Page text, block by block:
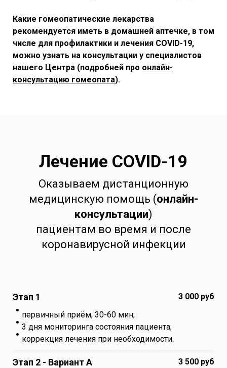
Какие гомеопатические лекарства
рекомендуется иметь в домашней аптечке, в том
числе для профилактики и лечения COVID-19,
можно узнать на консультации у специалистов
нашего Центра (подробней про онлайн-
консультацию гомеопата).
Лечение COVID-19
Оказываем дистанционную
медицинскую помощь (онлайн-
консультации)
пациентам во время и после
коронавирусной инфекции
Этап 1
3 000 руб
первичный приём, 30-60 мин;
3 дня мониторинга состояния пациента;
коррекция лечения при необходимости.
Этап 2 - Вариант А
3 500 руб